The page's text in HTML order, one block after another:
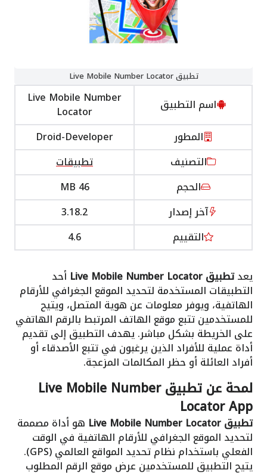
تطبيق Live Mobile Number Locator
اسم التطبيق Live Mobile Number
Locator
المطور
Droid-Developer
التصنيف
تطبيقات
الحجم
46 MB
آخر إصدار
3.18.2
التقييم
4.6
يعدتطبيق Live Mobile Number Locator أحد
التطبيقات المستخدمة لتحديد الموقع الجغرافي للأرقام
الهاتفية، ويوفر معلومات عن هوية المتصل، ويتيح
للمستخدمين تتبع موقع الهاتف المرتبط بالرقم الهاتفي
على الخريطة بشكل مباشر. يهدف التطبيق إلى تقديم
أداة عملية للأفراد الذين يرغبون في تتبع الأصدقاء أو
أفراد العائلة أو حظر المكالمات المزعجة.
لمحة عن تطبيق Live Mobile Number
Locator App
تطبيق Live Mobile Number Locator هو أداة مصممة
لتحديد الموقع الجغرافي للأرقام الهاتفية في الوقت
الفعلي باستخدام نظام تحديد المواقع العالمي (GPS).
يتيح التطبيق للمستخدمين عرض موقع الرقم المطلوب